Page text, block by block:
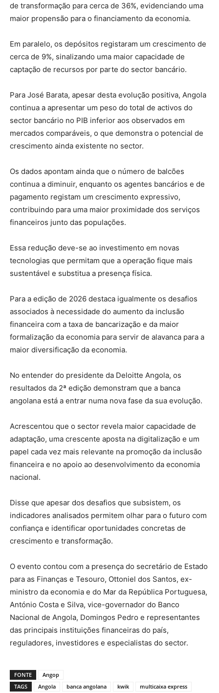
de transformação para cerca de 36%, evidenciando uma
maior propensão para o financiamento da economia.
Em paralelo, os depósitos registaram um crescimento de
cerca de 9%, sinalizando uma maior capacidade de
captação de recursos por parte do sector bancário.
Para José Barata, apesar desta evolução positiva, Angola
continua a apresentar um peso do total de activos do
sector bancário no PIB inferior aos observados em
mercados comparáveis, o que demonstra o potencial de
crescimento ainda existente no sector.
Os dados apontam ainda que o número de balcões
continua a diminuir, enquanto os agentes bancários e de
pagamento registam um crescimento expressivo,
contribuindo para uma maior proximidade dos serviços
financeiros junto das populações.
Essa redução deve-se ao investimento em novas
tecnologias que permitam que a operação fique mais
sustentável e substitua a presença física.
Para a edição de 2026 destaca igualmente os desafios
associados à necessidade do aumento da inclusão
financeira com a taxa de bancarização e da maior
formalização da economia para servir de alavanca para a
maior diversificação da economia.
No entender do presidente da Deloitte Angola, os
resultados da 2ª edição demonstram que a banca
angolana está a entrar numa nova fase da sua evolução.
Acrescentou que o sector revela maior capacidade de
adaptação, uma crescente aposta na digitalização e um
papel cada vez mais relevante na promoção da inclusão
financeira e no apoio ao desenvolvimento da economia
nacional.
Disse que apesar dos desafios que subsistem, os
indicadores analisados permitem olhar para o futuro com
confiança e identificar oportunidades concretas de
crescimento e transformação.
O evento contou com a presença do secretário de Estado
para as Finanças e Tesouro, Ottoniel dos Santos, ex-
ministro da economia e do Mar da República Portuguesa,
António Costa e Silva, vice-governador do Banco
Nacional de Angola, Domingos Pedro e representantes
das principais instituições financeiras do país,
reguladores, investidores e especialistas do sector.
FONTE
Angop
TAGS
Angola banca angolana kwik multicaixa express